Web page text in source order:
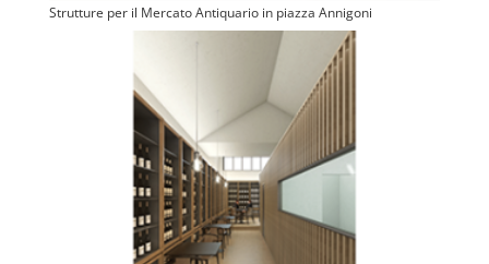
Strutture per il Mercato Antiquario in piazza Annigoni